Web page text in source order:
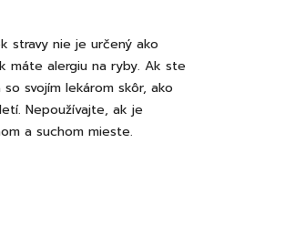
stravy nie je určený ako
máte alergiu na ryby. Ak ste
svojím lekárom skôr, ako
Nepoužívajte, ak je
a suchom mieste.